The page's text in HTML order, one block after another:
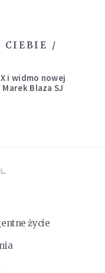
CIEBIE /
i widmo nowej
Blaza SJ
życie